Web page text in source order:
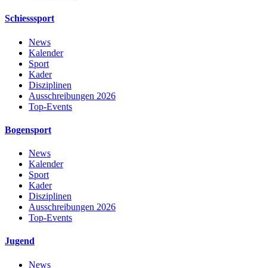
Schiesssport
News
Kalender
Sport
Kader
Disziplinen
Ausschreibungen 2026
Top-Events
Bogensport
News
Kalender
Sport
Kader
Disziplinen
Ausschreibungen 2026
Top-Events
Jugend
News